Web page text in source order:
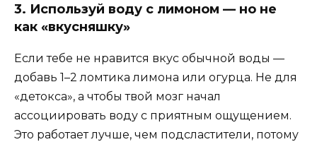
3. Используй воду с лимоном — но не
как «вкусняшку»
Если тебе не нравится вкус обычной воды —
добавь 1–2 ломтика лимона или огурца. Не для
«детокса», а чтобы твой мозг начал
ассоциировать воду с приятным ощущением.
Это работает лучше, чем подсластители, потому